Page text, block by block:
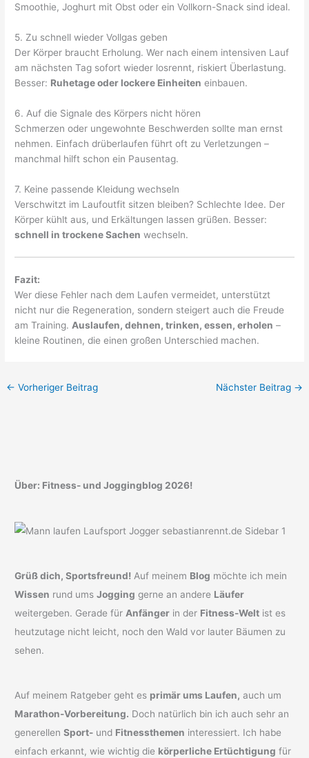
Smoothie, Joghurt mit Obst oder ein Vollkorn-Snack sind ideal.
5. Zu schnell wieder Vollgas geben
Der Körper braucht Erholung. Wer nach einem intensiven Lauf
am nächsten Tag sofort wieder losrennt, riskiert Überlastung.
Besser: Ruhetage oder lockere Einheiten einbauen.
6. Auf die Signale des Körpers nicht hören
Schmerzen oder ungewohnte Beschwerden sollte man ernst
nehmen. Einfach drüberlaufen führt oft zu Verletzungen –
manchmal hilft schon ein Pausentag.
7. Keine passende Kleidung wechseln
Verschwitzt im Laufoutfit sitzen bleiben? Schlechte Idee. Der
Körper kühlt aus, und Erkältungen lassen grüßen. Besser:
schnell in trockene Sachen wechseln.
Fazit:
Wer diese Fehler nach dem Laufen vermeidet, unterstützt
nicht nur die Regeneration, sondern steigert auch die Freude
am Training. Auslaufen, dehnen, trinken, essen, erholen –
kleine Routinen, die einen großen Unterschied machen.
← Vorheriger Beitrag Nächster Beitrag →
Über: Fitness- und Joggingblog 2026!
Grüß dich, Sportsfreund! Auf meinem Blog möchte ich mein
Wissen rund umsJogging gerne an andere Läufer
weitergeben. Gerade für Anfänger in der Fitness-Welt ist es
heutzutage nicht leicht, noch den Wald vor lauter Bäumen zu
sehen.
Auf meinem Ratgeber geht es primär ums Laufen, auch um
Marathon-Vorbereitung. Doch natürlich bin ich auch sehr an
generellenSport- und Fitnessthemen interessiert. Ich habe
einfach erkannt, wie wichtig die körperliche Ertüchtigung für